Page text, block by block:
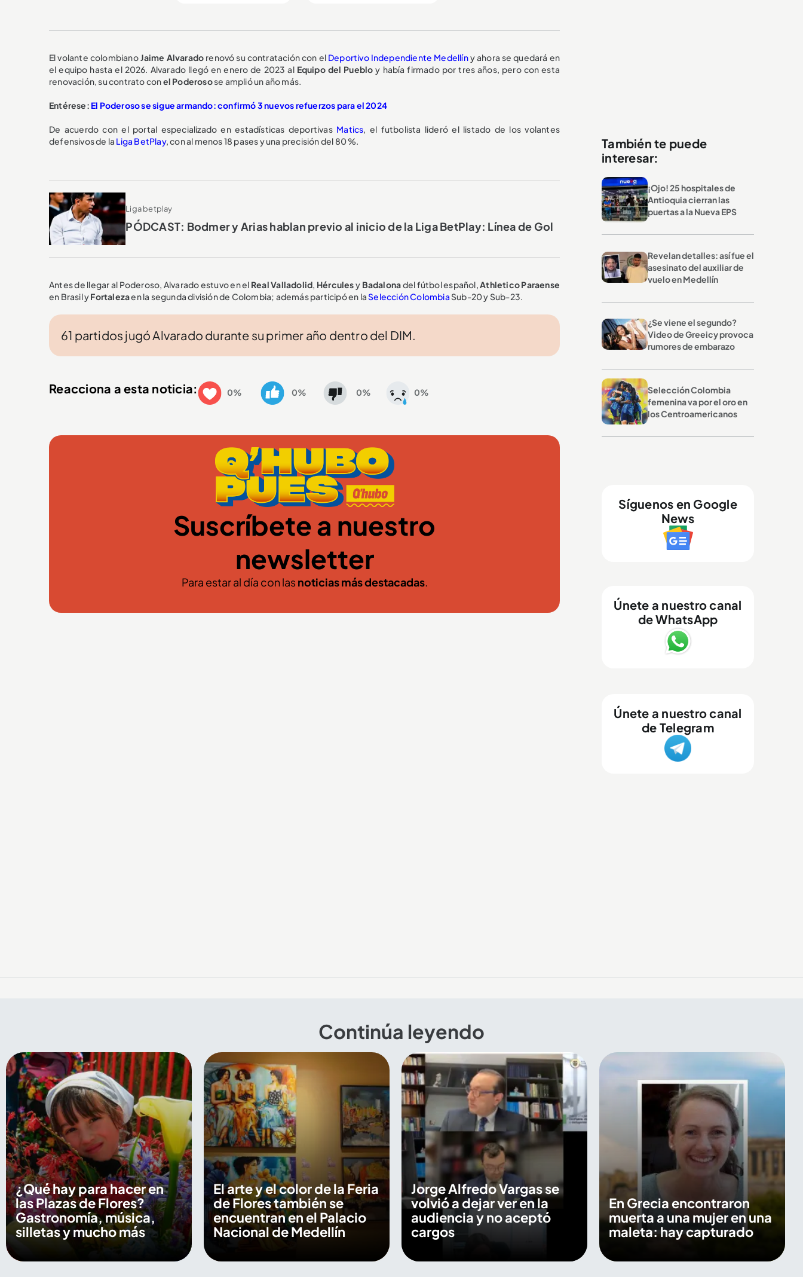
El volante colombianoJaime Alvarado renovó su contratación con el Deportivo Independiente Medellíny ahora se quedará en
el equipo hasta el 2026. Alvarado llegó en enero de 2023 al Equipo del Pueblo y había firmado por tres años, pero con esta
renovación, su contrato conel Poderosose amplió un año más.
Entérese: El Poderoso se sigue armando: confirmó 3 nuevos refuerzos para el 2024
De acuerdo con el portal especializado en estadísticas deportivas Matics, el futbolista lideró el listado de los volantes
defensivos de la Liga BetPlay, con al menos 18 pases y una precisión del 80 %.
Liga betplay
PÓDCAST: Bodmer y Arias hablan previo al inicio de la Liga BetPlay: Línea de Gol
Antes de llegar al Poderoso, Alvarado estuvo en el Real Valladolid, Hérculesy Badalonadel fútbol español,Athletico Paraense
en Brasil yFortalezaen la segunda división de Colombia; además participó en laSelección ColombiaSub-20 y Sub-23.
61 partidos jugó Alvarado durante su primer año dentro del DIM.
Reacciona a esta noticia: 0% 0% 0% 0%
Suscríbete a nuestro
newsletter
Para estar al día con lasnoticias más destacadas.
También te puede
interesar:
¡Ojo! 25 hospitales de
Antioquia cierran las
puertas a la Nueva EPS
Revelan detalles: así fue el
asesinato del auxiliar de
vuelo en Medellín
¿Se viene el segundo?
Video de Greeicy provoca
rumores de embarazo
Selección Colombia
femenina va por el oro en
los Centroamericanos
Síguenos en Google
News
Únete a nuestro canal
de WhatsApp
Únete a nuestro canal
de Telegram
Continúa leyendo
¿Qué hay para hacer en
las Plazas de Flores?
Gastronomía, música,
silletas y mucho más
El arte y el color de la Feria
de Flores también se
encuentran en el Palacio
Nacional de Medellín
Jorge Alfredo Vargas se
volvió a dejar ver en la
audiencia y no aceptó
cargos
En Grecia encontraron
muerta a una mujer en una
maleta: hay capturado